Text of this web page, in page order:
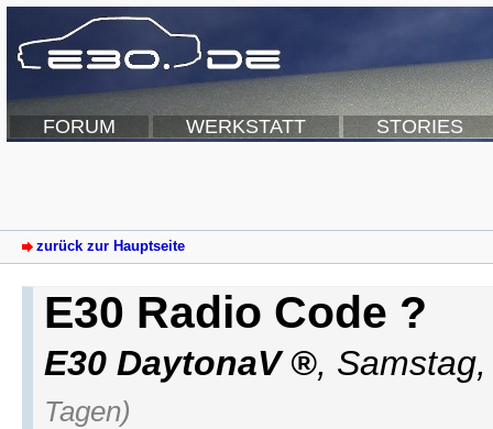
FORUM WERKSTATT STORIES
zurück zur Hauptseite
E30 Radio Code ?
E30 DaytonaV ,
Tagen)